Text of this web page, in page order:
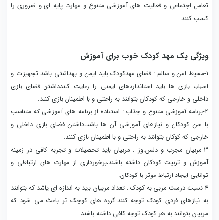
تعامل اجتماعی و فعالیت های آموزشی متنوع و مهارت پایه ای و ضروری را
کسب کنند.
ویژگی یک مهد کودک خوب برای آموزش
1-محیط امن و سالم : فضای مهدکودک باید ایمن و بهداشتی باشد.تجهیزات و
اسباب بازی ها باید استانداردهای ایمنی را رعایت کنندداشتن فضای بازی
داخلی و خارجی که کودکان بتوانند به راحتی و با اطمینان بازی کنند.
2-برنامه آموزشی متنوع و جذاب : استفاده از برنامه های آموزشی که متناسب
با سن کودکان و نیازهای آموزشی آن ها باشد،داشتن فضای بازی داخلی و
خارجی که کوکان بتوانند به راحتی و با اطمینان بازی کنند.
3-مربیان مجرب و دلس.وز : مربیان باید تحصیلات و تجربه کافی در زمینه
آموزش و تربیت کودکان داشته باشند،برخورداری از مهارت های ارتباطی و
توانایی ایجاد ارتباط موثر با کودکان.
4-نسبت درست مربی به کودک : تعداد مربیان باید به اندازه ای یاشد که بتوانند
به نیازهای فردی کودک توجه کنند.گروه های کوچک تر باعث می شود که
مربیان بتوانند به هر کودک توجه کافی داشته باشند